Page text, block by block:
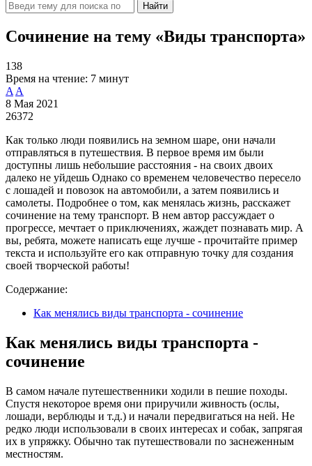
Найти
Сочинение на тему «Виды транспорта»
138
Время на чтение: 7 минут
A A
8 Мая 2021
26372
Как только люди появились на земном шаре, они начали
отправляться в путешествия. В первое время им были
доступны лишь небольшие расстояния - на своих двоих
далеко не уйдешь Однако со временем человечество пересело
с лошадей и повозок на автомобили, а затем появились и
самолеты. Подробнее о том, как менялась жизнь, расскажет
сочинение на тему транспорт. В нем автор рассуждает о
прогрессе, мечтает о приключениях, жаждет познавать мир. А
вы, ребята, можете написать еще лучше - прочитайте пример
текста и используйте его как отправную точку для создания
своей творческой работы!
Содержание:
Как менялись виды транспорта - сочинение
Как менялись виды транспорта -
сочинение
В самом начале путешественники ходили в пешие походы.
Спустя некоторое время они приручили живность (ослы,
лошади, верблюды и т.д.) и начали передвигаться на ней. Не
редко люди использовали в своих интересах и собак, запрягая
их в упряжку. Обычно так путешествовали по заснеженным
местностям.